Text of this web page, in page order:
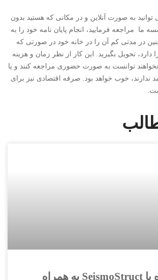
به صورت آنلاین و در مکانی که هستید بدون
ما مراجعه فرمایید، انجام پایان نامه خود را به
در مدتی کم آن را در خانه خود در صورتی که
تحویل بگیرید. این کار از نظر زمان و هزینه
توانست به صورت حضوری مراجعه کنند و یا
ندارند، خوب خواهد بود. صرفه اقتصادی نیز برای
انجام پروژه با SeismoStruct به همراه